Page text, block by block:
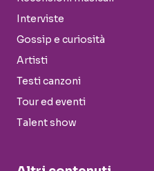
Interviste
Gossip e curiosità
Artisti
Testi canzoni
Tour ed eventi
Talent show